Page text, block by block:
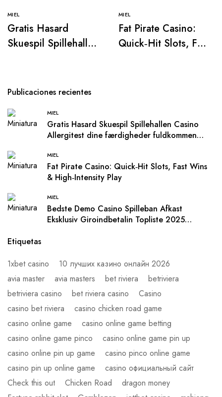
MIEL
Gratis Hasard
Skuespil Spillehallen
fuldkommen
MIEL
Fat Pirate Casino:
Quick‑Hit Slots, Fast
Publicaciones recientes
MIEL
Gratis Hasard Skuespil Spillehallen Casino
Allergitest dine færdigheder fuldkommen
MIEL
Fat Pirate Casino: Quick‑Hit Slots, Fast Wins
& High‑Intensity Play
MIEL
Bedste Demo Casino Spilleban Afkast
Eksklusiv Giroindbetalin Topliste 2025
Etiquetas
1xbet casino
10 лучших казино онлайн 2026
avia master
avia masters bet riviera
betriviera
betriviera casino
bet riviera casino
Casino
casino bet riviera
casino chicken road game
casino online game
casino online game betting
casino online game pinco
casino online game pin up
casino online pin up game
casino pinco online game
casino pin up online game
casino официальный сайт
Check this out
Chicken Road
dragon money